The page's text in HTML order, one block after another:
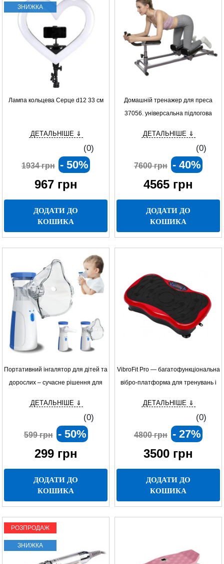
ЗНИЖКА
Лампа кольцева Серце d12 33 см
ДЕТАЛЬНІШЕ ⇓
(0)
1934 грн - 50%
967грн
ДОДАТИ ДО
КОШИКА
Домашній тренажер для преса
37056. універсальна підлогова
ДЕТАЛЬНІШЕ ⇓
(0)
7600 грн - 40%
4565 грн
ДОДАТИ ДО
КОШИКА
Портативний інгалятор для дітей та
дорослих – сучасне рішення для
ДЕТАЛЬНІШЕ ⇓
(0)
599 грн - 50%
299грн
ДОДАТИ ДО
КОШИКА
VibroFit Pro — багатофункціональна
вібро-платформа для тренувань і
ДЕТАЛЬНІШЕ ⇓
(0)
4800 грн - 27%
3500 грн
ДОДАТИ ДО
КОШИКА
РОЗПРОДАЖ
ЗНИЖКА